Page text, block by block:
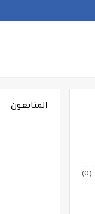
(0)
المتابعون